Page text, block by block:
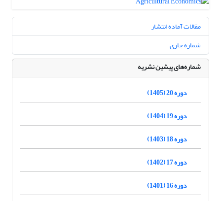
مقالات آماده انتشار
شماره جاری
شماره‌های پیشین نشریه
دوره 20 (1405)
دوره 19 (1404)
دوره 18 (1403)
دوره 17 (1402)
دوره 16 (1401)